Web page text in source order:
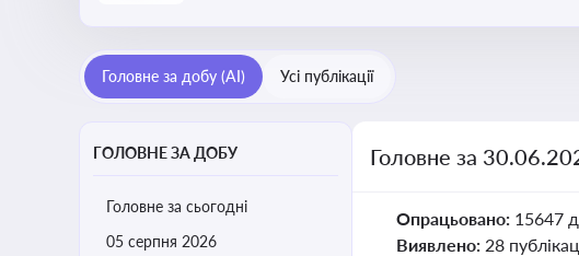
Головне за добу (AI) Усі публікації
ГОЛОВНЕ ЗА ДОБУ
Головне за сьогодні
05 серпня 2026
Головне за
Опрацьовано: 15647
Виявлено: 28